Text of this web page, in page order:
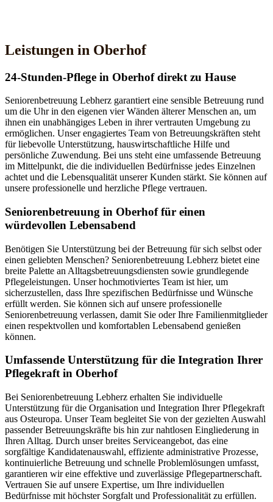
Leistungen in Oberhof
24-Stunden-Pflege in Oberhof direkt zu Hause
Seniorenbetreuung Lebherz garantiert eine sensible Betreuung rund
um die Uhr in den eigenen vier Wänden älterer Menschen an, um
ihnen ein unabhängiges Leben in ihrer vertrauten Umgebung zu
ermöglichen. Unser engagiertes Team von Betreuungskräften steht
für liebevolle Unterstützung, hauswirtschaftliche Hilfe und
persönliche Zuwendung. Bei uns steht eine umfassende Betreuung
im Mittelpunkt, die die individuellen Bedürfnisse jedes Einzelnen
achtet und die Lebensqualität unserer Kunden stärkt. Sie können auf
unsere professionelle und herzliche Pflege vertrauen.
Senioren­betreuung in Oberhof für einen
würdevollen Lebensabend
Benötigen Sie Unterstützung bei der Betreuung für sich selbst oder
einen geliebten Menschen? Seniorenbetreuung Lebherz bietet eine
breite Palette an Alltagsbetreuungsdiensten sowie grundlegende
Pflegeleistungen. Unser hochmotiviertes Team ist hier, um
sicherzustellen, dass Ihre spezifischen Bedürfnisse und Wünsche
erfüllt werden. Sie können sich auf unsere professionelle
Seniorenbetreuung verlassen, damit Sie oder Ihre Familienmitglieder
einen respektvollen und komfortablen Lebensabend genießen
können.
Umfassende Unterstützung für die Integration Ihrer
Pflegekraft in Oberhof
Bei Seniorenbetreuung Lebherz erhalten Sie individuelle
Unterstützung für die Organisation und Integration Ihrer Pflegekraft
aus Osteuropa. Unser Team begleitet Sie von der gezielten Auswahl
passender Betreuungskräfte bis hin zur nahtlosen Eingliederung in
Ihren Alltag. Durch unser breites Serviceangebot, das eine
sorgfältige Kandidatenauswahl, effiziente administrative Prozesse,
kontinuierliche Betreuung und schnelle Problemlösungen umfasst,
garantieren wir eine effektive und zuverlässige Pflegepartnerschaft.
Vertrauen Sie auf unsere Expertise, um Ihre individuellen
Bedürfnisse mit höchster Sorgfalt und Professionalität zu erfüllen.